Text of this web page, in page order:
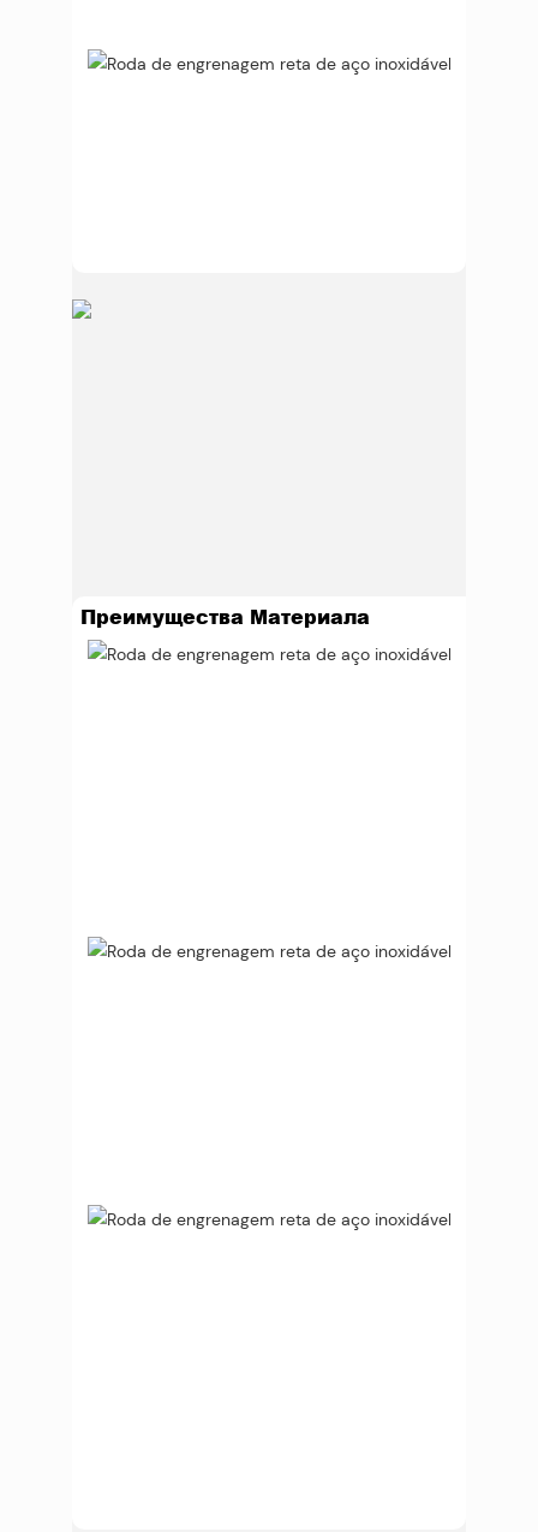
Преимущества Материала